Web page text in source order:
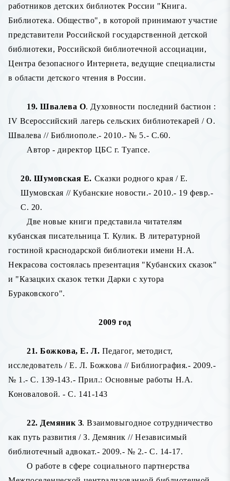
работников детских библиотек России "Книга.
Библиотека. Общество", в которой принимают участие
представители Российской государственной детской
библиотеки, Российской библиотечной ассоциации,
Центра безопасного Интернета, ведущие специалисты
в области детского чтения в России.
19. Швалева О. Духовности последний бастион :
IV Всероссийский лагерь сельских библиотекарей / О.
Швалева // Библиополе.- 2010.- № 5.- С.60.
Автор - директор ЦБС г. Туапсе.
20. Шумовская Е. Сказки родного края / Е.
Шумовская // Кубанские новости.- 2010.- 19 февр.-
С. 20.
Две новые книги представила читателям
кубанская писательница Т. Кулик. В литературной
гостиной краснодарской библиотеки имени Н.А.
Некрасова состоялась презентация "Кубанских сказок"
и "Казацких сказок тетки Дарки с хутора
Бураковского".
2009 год
21. Божкова, Е. Л. Педагог, методист,
исследователь / Е. Л. Божкова // Библиография.- 2009.-
№ 1.- С. 139-143.- Прил.: Основные работы Н.А.
Коноваловой. - С. 141-143
22. Демяник З. Взаимовыгодное сотрудничество
как путь развития / З. Демяник // Независимый
библиотечный адвокат.- 2009.- № 2.- С. 14-17.
О работе в сфере социального партнерства